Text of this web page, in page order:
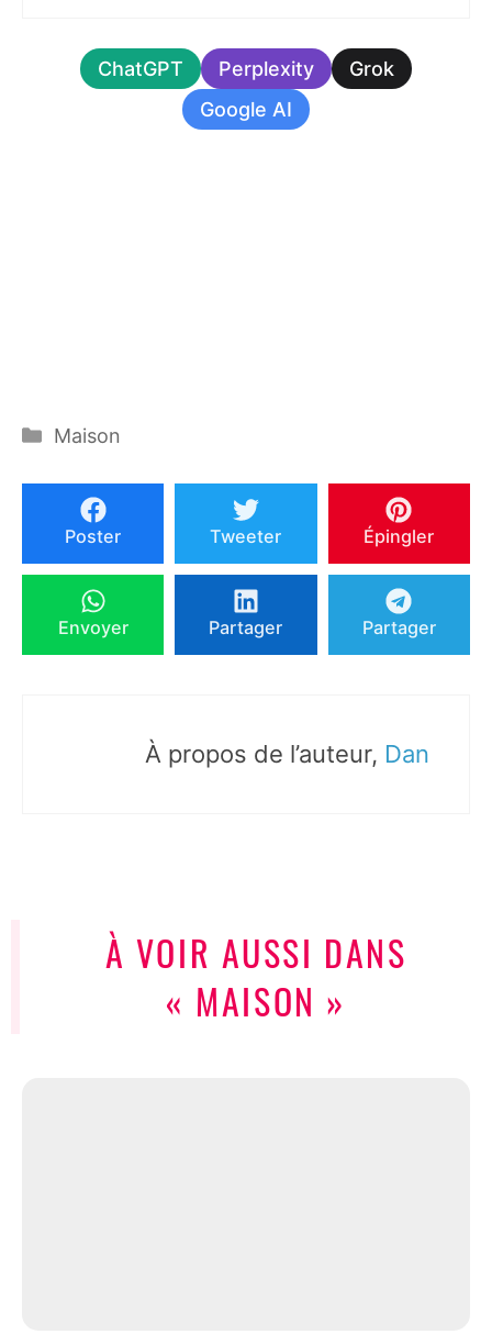
ChatGPT Perplexity
Grok
Google AI
Catégories
Maison
Poster Tweeter Épingler
Envoyer Partager Partager
À propos de l’auteur, Dan
À VOIR AUSSI DANS
« MAISON »